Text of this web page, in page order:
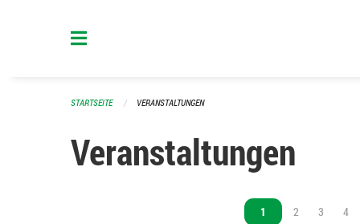
STARTSEITE VERANSTALTUNGEN
Veranstaltungen
Vous êtes sur la page
1 Vous êtes sur la
2 Vous
3 4